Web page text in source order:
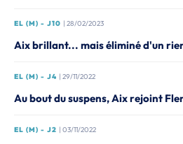
EL (M) - J10 | 28/02/2023
Aix brillant... mais éliminé d'un
EL (M) - J4 | 29/11/2022
Au bout du suspens, Aix rejoint
EL (M) - J2 | 03/11/2022